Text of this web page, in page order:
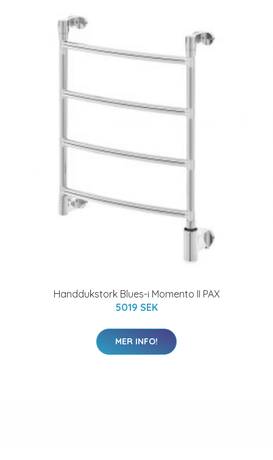
Handdukstork Blues-i Momento II PAX
5019 SEK
MER INFO!